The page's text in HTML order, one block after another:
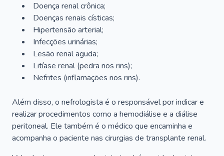
Doença renal crônica;
Doenças renais císticas;
Hipertensão arterial;
Infecções urinárias;
Lesão renal aguda;
Litíase renal (pedra nos rins);
Nefrites (inflamações nos rins).
Além disso, o nefrologista é o responsável por indicar e
realizar procedimentos como a hemodiálise e a diálise
peritoneal. Ele também é o médico que encaminha e
acompanha o paciente nas cirurgias de transplante renal.